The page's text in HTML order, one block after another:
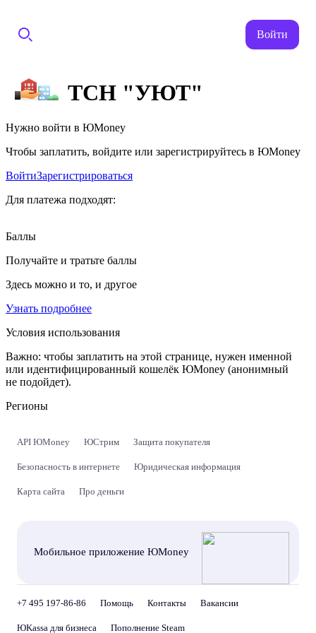
Войти
ТСН "УЮТ"
Нужно войти в ЮMoney
Чтобы заплатить, войдите или зарегистрируйтесь в ЮMoney
ВойтиЗарегистрироваться
Для платежа подходят:
Баллы
Получайте и тратьте баллы
Здесь можно и то, и другое
Узнать подробнее
Условия использования
Важно: чтобы заплатить на этой странице, нужен именной
или идентифицированный кошелёк ЮMoney (анонимный
не подойдет).
Регионы
API ЮMoney ЮСтрим Защита покупателя
Безопасность в интернете Юридическая информация
Карта сайта Про деньги
Мобильное приложение ЮMoney
+7 495 197-86-86 Помощь Контакты Вакансии
ЮKassa для бизнеса Пополнение Steam